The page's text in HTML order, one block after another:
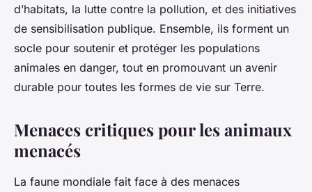
d’habitats, la lutte contre la pollution, et des initiatives
de sensibilisation publique. Ensemble, ils forment un
socle pour soutenir et protéger les populations
animales en danger, tout en promouvant un avenir
durable pour toutes les formes de vie sur Terre.
Menaces critiques pour les animaux
menacés
La faune mondiale fait face à des menaces